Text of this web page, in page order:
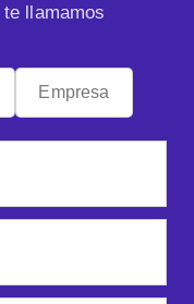
llamamos
Empresa